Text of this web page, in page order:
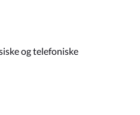
og telefoniske